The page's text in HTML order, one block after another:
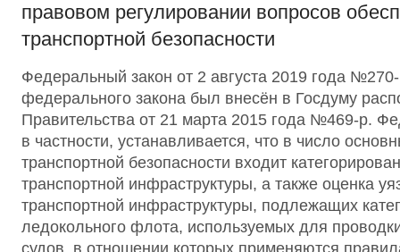
правовом регулировании вопросов
транспортной безопасности
Федеральный закон от 2 августа 2019 года
федерального закона был внесён в Госдуму
Правительства от 21 марта 2015 года №469-р.
в частности, устанавливается, что в число
транспортной безопасности входит
транспортной инфраструктуры, а также оценка
транспортной инфраструктуры, подлежащих
ледокольного флота, используемых для
судов, в отношении которых применяются